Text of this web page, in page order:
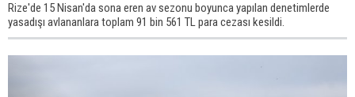
Rize'de 15 Nisan'da sona eren av sezonu boyunca yapılan denetimlerde
yasadışı avlananlara toplam 91 bin 561 TL para cezası kesildi.